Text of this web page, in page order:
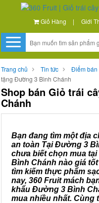
Giỏ Hàng | Giới
Trang chủ Tin tức Điểm bán
tặng Đường 3 Bình Chánh
Shop bán Giỏ trái
Chánh
Bạn đang tìm một địa
an toàn Tại Đường 3
chưa biết chọn mua
Bình Chánh nào giá
tìm kiếm thực phẩm
nay, 360 Fruit mách
khẩu Đường 3 Bình
mua nhiều nhất. Cùng